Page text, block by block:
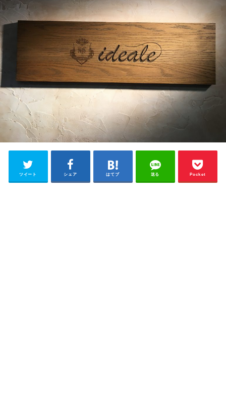
ツイート シェア はてブ 送る Pocket